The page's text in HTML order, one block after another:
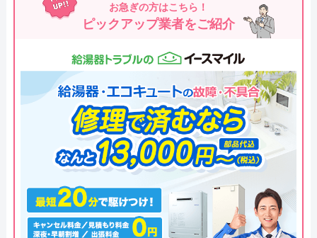
お急ぎの方はこちら！
ピックアップ業者をご紹介